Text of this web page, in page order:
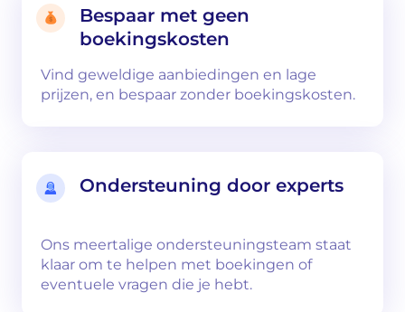
Bespaar met geen
boekingskosten
Vind geweldige aanbiedingen en lage
prijzen, en bespaar zonder boekingskosten.
Ondersteuning door experts
Ons meertalige ondersteuningsteam staat
klaar om te helpen met boekingen of
eventuele vragen die je hebt.